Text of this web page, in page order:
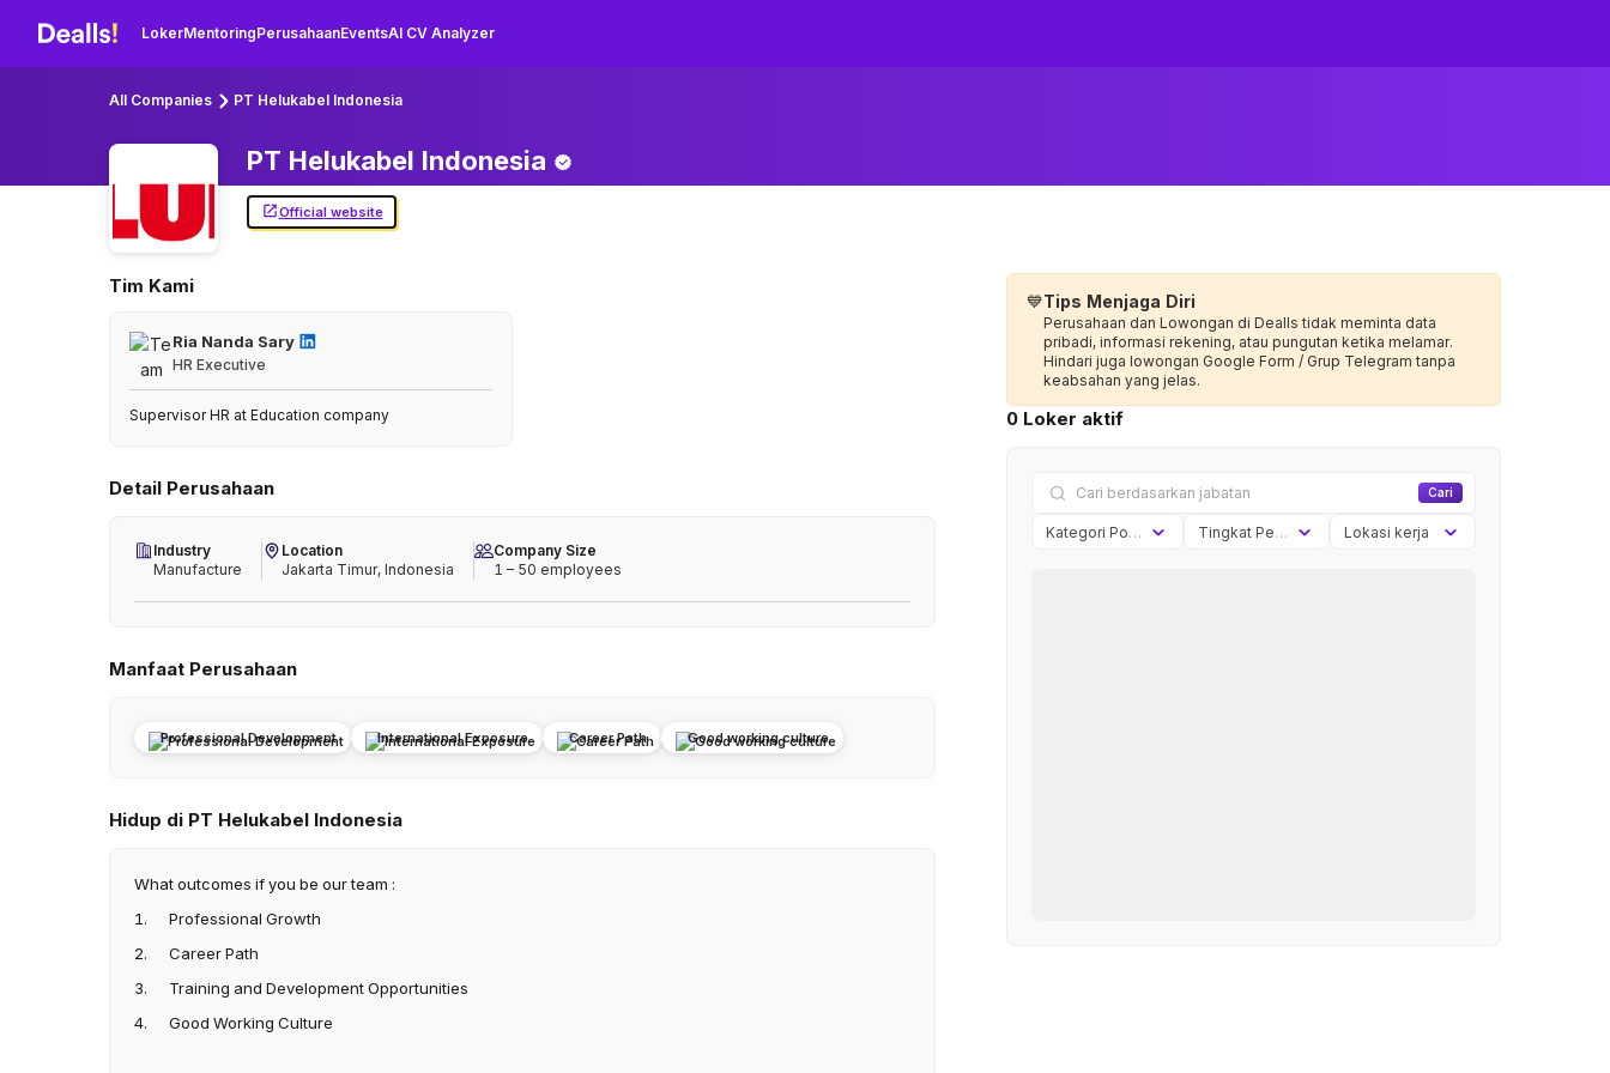
LokerMentoringPerusahaanEventsAI CV Analyzer
All Companies PT Helukabel Indonesia
PT Helukabel Indonesia
Official website
Tim Kami
Ria Nanda Sary
HR Executive
Supervisor HR at Education company
Detail Perusahaan
Industry
Manufacture
Location
Jakarta Timur, Indonesia
Company Size
1 – 50 employees
Manfaat Perusahaan
Professional Development International Exposure Career Path Good working culture
Hidup di PT Helukabel Indonesia
What outcomes if you be our team :
1. Professional Growth
2. Career Path
3. Training and Development Opportunities
4. Good Working Culture
💙Tips Menjaga Diri
Perusahaan dan Lowongan di Dealls tidak meminta data
pribadi, informasi rekening, atau pungutan ketika melamar.
Hindari juga lowongan Google Form / Grup Telegram tanpa
keabsahan yang jelas.
0 Loker aktif
Cari
Kategori Posisi Tingkat Pengalaman Lokasi kerja